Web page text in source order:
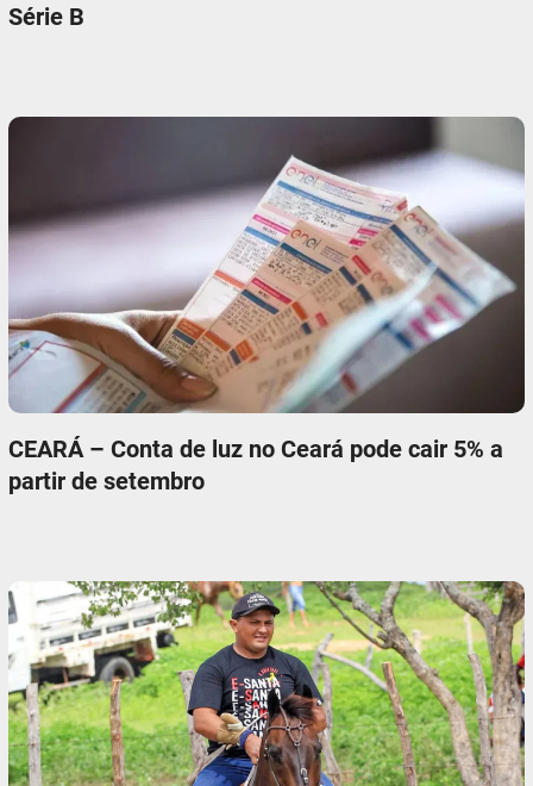
Série B
CEARÁ – Conta de luz no Ceará pode cair 5% a
partir de setembro